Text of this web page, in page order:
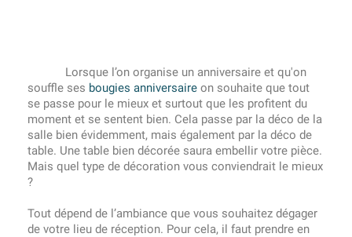
Lorsque l’on organise un anniversaire et qu'on
souffle ses bougies anniversaire on souhaite que tout
se passe pour le mieux et surtout que les profitent du
moment et se sentent bien. Cela passe par la déco de la
salle bien évidemment, mais également par la déco de
table. Une table bien décorée saura embellir votre pièce.
Mais quel type de décoration vous conviendrait le mieux
?
Tout dépend de l’ambiance que vous souhaitez dégager
de votre lieu de réception. Pour cela, il faut prendre en